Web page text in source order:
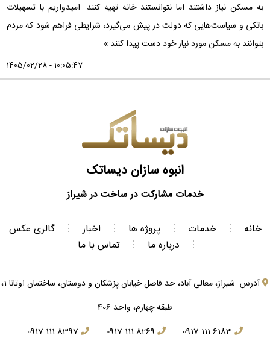
به مسکن نیاز داشتند اما نتوانستند خانه تهیه کنند. امیدواریم با تسهیلات
بانکی و سیاست‌هایی که دولت در پیش می‌گیرد، شرایطی فراهم شود که مردم
بتوانند به مسکن مورد نیاز خود دست پیدا کنند.»
1405/02/28 - 10:05:47
انبوه سازان دیساتک
خدمات مشارکت در ساخت در شیراز
خانه ⋮ خدمات ⋮ پروژه ها ⋮ اخبار ⋮
گالری عکس
⋮
درباره ما ⋮ تماس با ما
آدرس: شیراز، معالی آباد، حد فاصل خیابان پزشکان و دوستان، ساختمان اوتانا 1،
طبقه چهارم، واحد 406
0917 111 6183
0917 111 8269
0917 111 8397